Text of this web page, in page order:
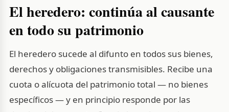
El heredero: continúa al causante
en todo su patrimonio
El heredero sucede al difunto en todos sus bienes,
derechos y obligaciones transmisibles. Recibe una
cuota o alícuota del patrimonio total — no bienes
específicos — y en principio responde por las